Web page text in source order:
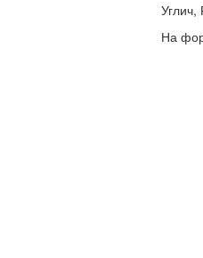
Углич,
На